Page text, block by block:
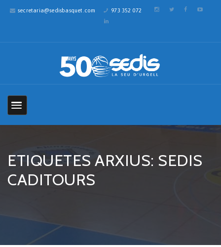
secretaria@sedisbasquet.com 973 352 072
ETIQUETES ARXIUS: SEDIS
CADITOURS